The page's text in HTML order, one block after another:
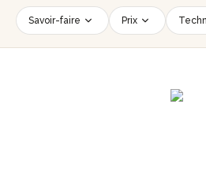
Savoir-faire Prix
Date Créneau horaire